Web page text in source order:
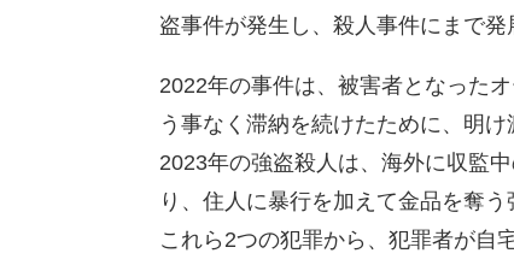
盗事件が発生し、殺人事件にまで発
2022年の事件は、被害者となった
う事なく滞納を続けたために、明
2023年の強盗殺人は、海外に収監
り、住人に暴行を加えて金品を奪
これら2つの犯罪から、犯罪者が自